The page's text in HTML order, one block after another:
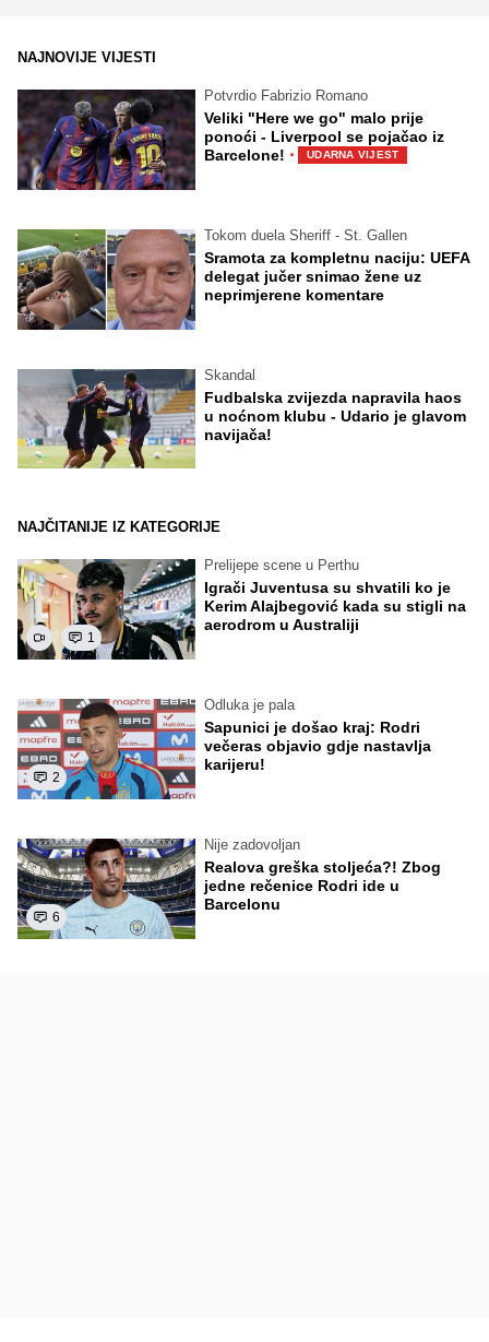
NAJNOVIJE VIJESTI
Potvrdio Fabrizio Romano
Veliki "Here we go" malo prije
ponoći - Liverpool se pojačao iz
Barcelone! · UDARNA VIJEST
Tokom duela Sheriff - St. Gallen
Sramota za kompletnu naciju: UEFA
delegat jučer snimao žene uz
neprimjerene komentare
Skandal
Fudbalska zvijezda napravila haos
u noćnom klubu - Udario je glavom
navijača!
NAJČITANIJE IZ KATEGORIJE
1
Prelijepe scene u Perthu
Igrači Juventusa su shvatili ko je
Kerim Alajbegović kada su stigli na
aerodrom u Australiji
2
Odluka je pala
Sapunici je došao kraj: Rodri
večeras objavio gdje nastavlja
karijeru!
6
Nije zadovoljan
Realova greška stoljeća?! Zbog
jedne rečenice Rodri ide u
Barcelonu